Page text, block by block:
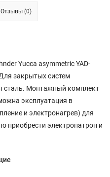
Отзывы (0)
Yucca asymmetric YAD-
закрытых систем
сталь. Монтажный комплект
эксплуатация в
и электронагрев) для
приобрести электропатрон и